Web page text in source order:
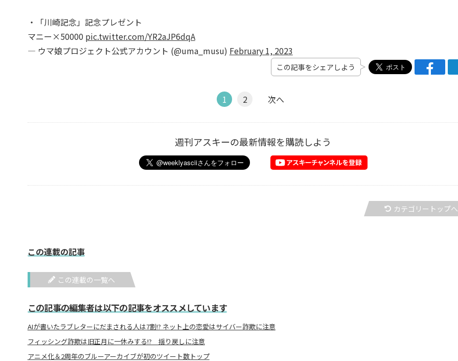
・「川崎記念」記念プレゼント
マニー×50000 pic.twitter.com/YR2aJP6dqA
— ウマ娘プロジェクト公式アカウント (@uma_musu) February 1, 2023
この記事をシェアしよう
1 2 次へ
週刊アスキーの最新情報を購読しよう
カテゴリートップへ
この連載の記事
この連載の一覧へ
この記事の編集者は以下の記事をオススメしています
AIが書いたラブレターにだまされる人は7割!? ネット上の恋愛はサイバー詐欺に注意
フィッシング詐欺は旧正月に一休みする!? 揺り戻しに注意
アニメ化＆2周年のブルーアーカイブが初のツイート数トップ